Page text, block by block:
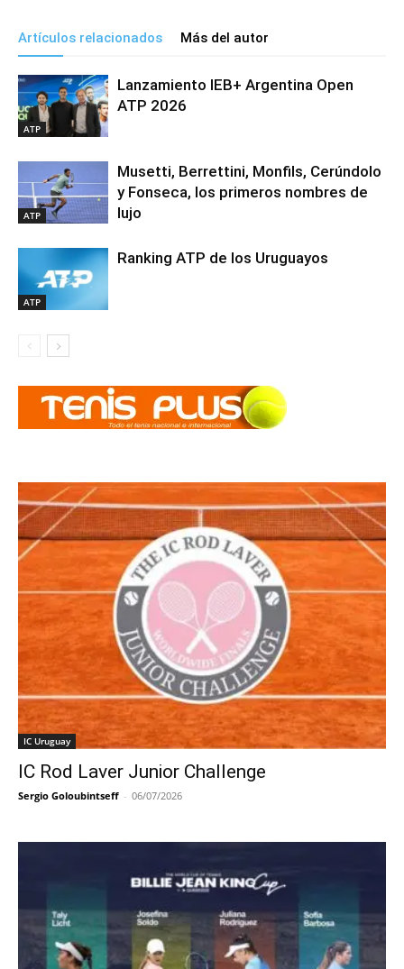
Artículos relacionados Más del autor
ATP
Lanzamiento IEB+ Argentina Open
ATP 2026
ATP
Musetti, Berrettini, Monfils, Cerúndolo
y Fonseca, los primeros nombres de
lujo
ATP
Ranking ATP de los Uruguayos
IC Uruguay
IC Rod Laver Junior Challenge
Sergio Goloubintseff - 06/07/2026